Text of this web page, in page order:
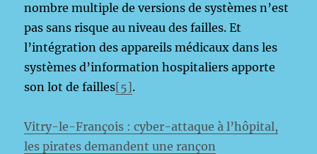
nombre multiple de versions de systèmes n’est
pas sans risque au niveau des failles. Et
l’intégration des appareils médicaux dans les
systèmes d’information hospitaliers apporte
son lot de failles[5].
Vitry-le-François : cyber-attaque à l’hôpital,
les pirates demandent une rançon